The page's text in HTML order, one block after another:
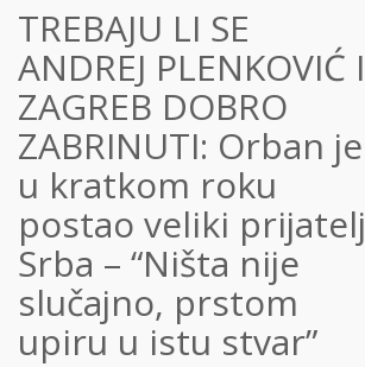
TREBAJU LI SE
ANDREJ PLENKOVIĆ I
ZAGREB DOBRO
ZABRINUTI: Orban je
u kratkom roku
postao veliki prijatelj
Srba – “Ništa nije
slučajno, prstom
upiru u istu stvar”